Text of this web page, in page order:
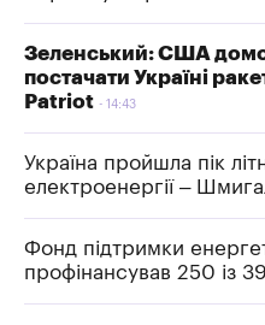
Зеленський: США
постачати Україні
Patriot
14:43
Україна пройшла пік
електроенергії –
Фонд підтримки
профінансував 250 із